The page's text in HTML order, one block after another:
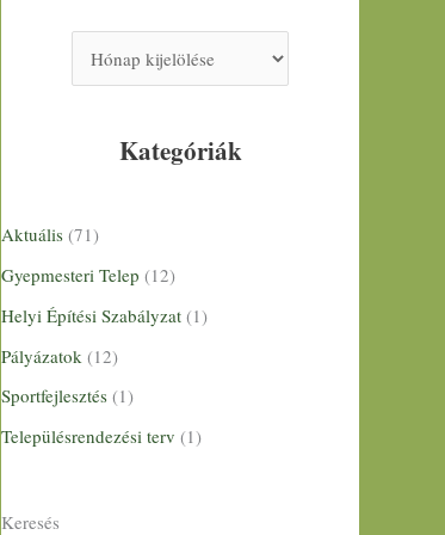
Kategóriák
Aktuális (71)
Gyepmesteri Telep (12)
Helyi Építési Szabályzat (1)
Pályázatok (12)
Sportfejlesztés (1)
Településrendezési terv (1)
Keresés